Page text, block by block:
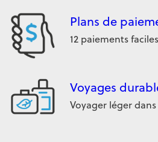
Plans de
12 paiements faciles
Voyages
Voyager léger